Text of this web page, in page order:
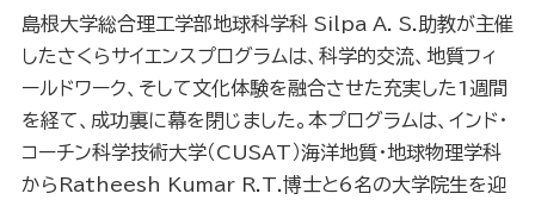
島根大学総合理工学部地球科学科 Silpa A. S.助教が主催
したさくらサイエンスプログラムは、科学的交流、地質フィ
ールドワーク、そして文化体験を融合させた充実した1週間
を経て、成功裏に幕を閉じました。本プログラムは、インド・
コーチン科学技術大学（CUSAT）海洋地質・地球物理学科
からRatheesh Kumar R.T.博士と6名の大学院生を迎